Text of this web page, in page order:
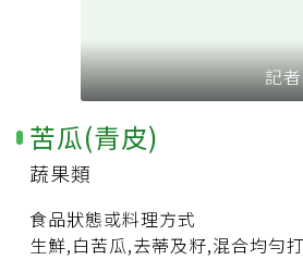
記
苦瓜(青皮)
蔬果類
食品狀態或料理方式
生鮮,白苦瓜,去蒂及籽,混合均勻